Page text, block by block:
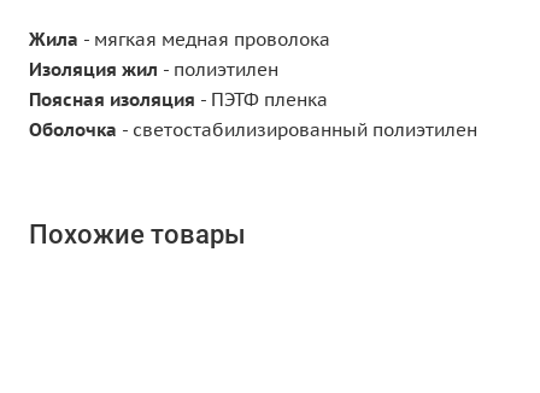
Жила - мягкая медная проволока
Изоляция жил - полиэтилен
Поясная изоляция - ПЭТФ пленка
Оболочка - светостабилизированный полиэтилен
Похожие товары